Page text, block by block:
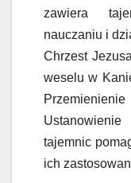
zawiera
nauczaniu i
Chrzest
weselu w
tajemnic
ich